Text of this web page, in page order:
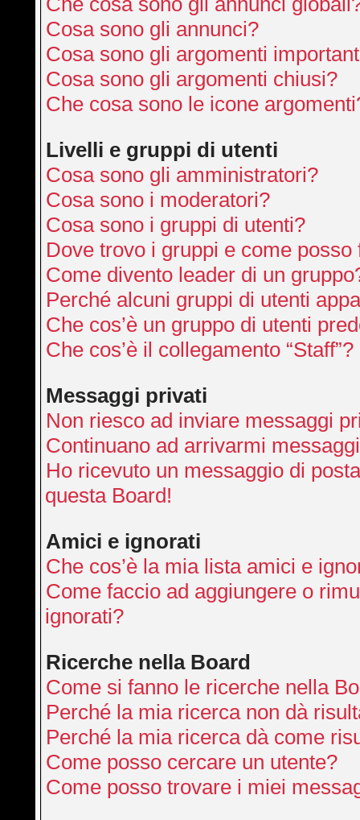
Cosa sono gli annunci?
Cosa sono gli argomenti
Cosa sono gli argomenti chiusi?
Che cosa sono le icone
Livelli e gruppi di utenti
Cosa sono gli amministratori?
Cosa sono i moderatori?
Cosa sono i gruppi di utenti?
Dove trovo i gruppi e come
Come divento leader di un
Perché alcuni gruppi di utenti
Che cos’è un gruppo di utenti
Che cos’è il collegamento “Staff”?
Messaggi privati
Non riesco ad inviare messaggi
Continuano ad arrivarmi
Ho ricevuto un messaggio di
questa Board!
Amici e ignorati
Che cos’è la mia lista amici e
Come faccio ad aggiungere o
ignorati?
Ricerche nella Board
Come si fanno le ricerche nella
Perché la mia ricerca non dà
Perché la mia ricerca dà come
Come posso cercare un utente?
Come posso trovare i miei